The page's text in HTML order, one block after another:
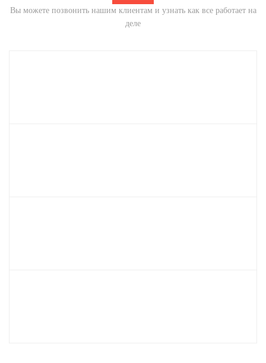
Вы можете позвонить нашим клиентам и узнать как все работает на
деле